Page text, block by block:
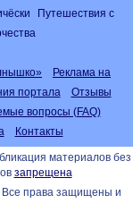
Путешествия с
Реклама на
портала
Отзывы
вопросы (FAQ)
Контакты
материалов без
запрещена
Все права защищены и